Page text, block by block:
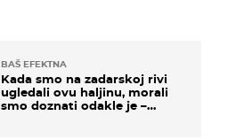
BAŠ EFEKTNA
Kada smo na zadarskoj rivi
ugledali ovu haljinu, morali
smo doznati odakle je –